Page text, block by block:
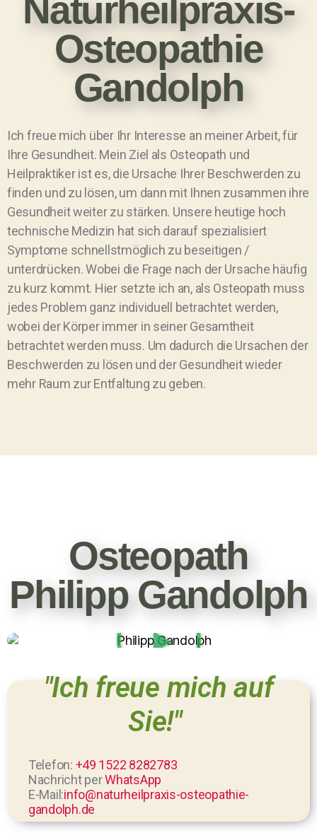
Naturheilpraxis-
Osteopathie
Gandolph
Ich freue mich über Ihr Interesse an meiner Arbeit, für
Ihre Gesundheit. Mein Ziel als Osteopath und
Heilpraktiker ist es, die Ursache Ihrer Beschwerden zu
finden und zu lösen, um dann mit Ihnen zusammen ihre
Gesundheit weiter zu stärken. Unsere heutige hoch
technische Medizin hat sich darauf spezialisiert
Symptome schnellstmöglich zu beseitigen /
unterdrücken. Wobei die Frage nach der Ursache häufig
zu kurz kommt. Hier setzte ich an, als Osteopath muss
jedes Problem ganz individuell betrachtet werden,
wobei der Körper immer in seiner Gesamtheit
betrachtet werden muss. Um dadurch die Ursachen der
Beschwerden zu lösen und der Gesundheit wieder
mehr Raum zur Entfaltung zu geben.
Osteopath
Philipp Gandolph
"Ich freue mich auf
Sie!"
Telefon: +49 1522 8282783
Nachricht perWhatsApp
E-Mail:info@naturheilpraxis-osteopathie-
gandolph.de